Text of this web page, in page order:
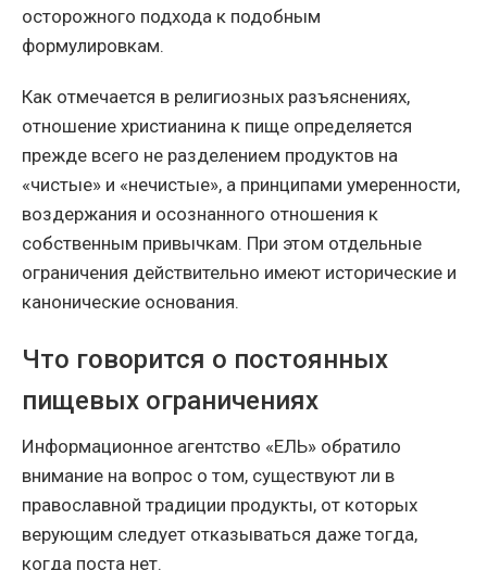
осторожного подхода к подобным
формулировкам.
Как отмечается в религиозных разъяснениях,
отношение христианина к пище определяется
прежде всего не разделением продуктов на
«чистые» и «нечистые», а принципами умеренности,
воздержания и осознанного отношения к
собственным привычкам. При этом отдельные
ограничения действительно имеют исторические и
канонические основания.
Что говорится о постоянных
пищевых ограничениях
Информационное агентство «ЕЛЬ» обратило
внимание на вопрос о том, существуют ли в
православной традиции продукты, от которых
верующим следует отказываться даже тогда,
когда поста нет.